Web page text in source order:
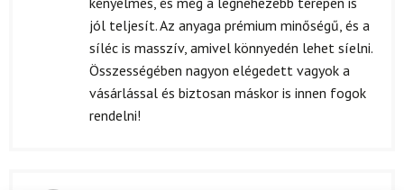
jól teljesít. Az anyaga prémium minőségű, és a
síléc is masszív, amivel könnyedén lehet síelni.
Összességében nagyon elégedett vagyok a
vásárlással és biztosan máskor is innen fogok
rendelni!